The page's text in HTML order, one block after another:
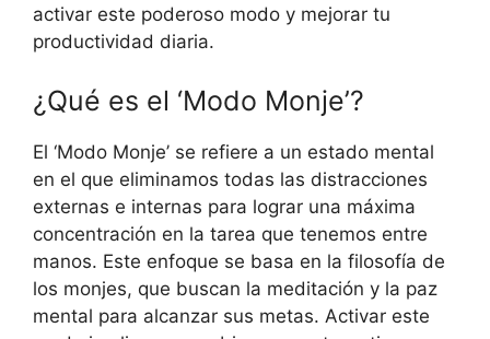
activar este poderoso modo y mejorar tu
productividad diaria.
¿Qué es el ‘Modo Monje’?
El ‘Modo Monje’ se refiere a un estado mental
en el que eliminamos todas las distracciones
externas e internas para lograr una máxima
concentración en la tarea que tenemos entre
manos. Este enfoque se basa en la filosofía de
los monjes, que buscan la meditación y la paz
mental para alcanzar sus metas. Activar este